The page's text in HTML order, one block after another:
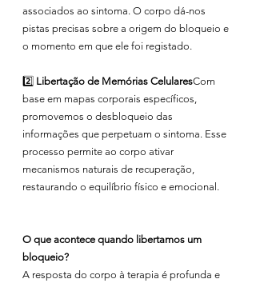
associados ao sintoma. O corpo dá-nos
pistas precisas sobre a origem do bloqueio e
o momento em que ele foi registado.
2️⃣ Libertação de Memórias CelularesCom
base em mapas corporais específicos,
promovemos o desbloqueio das
informações que perpetuam o sintoma. Esse
processo permite ao corpo ativar
mecanismos naturais de recuperação,
restaurando o equilíbrio físico e emocional.
O que acontece quando libertamos um
bloqueio?
A resposta do corpo à terapia é profunda e